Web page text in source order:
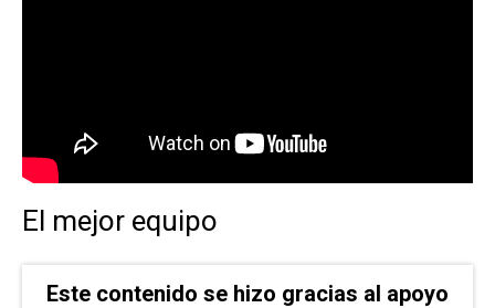
El mejor equipo
Este contenido se hizo gracias al apoyo